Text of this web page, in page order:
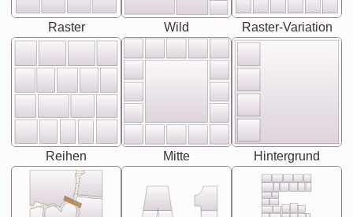
Raster Wild Raster-Variation
Reihen Mitte Hintergrund